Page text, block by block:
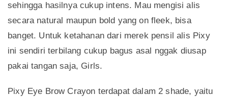
sehingga hasilnya cukup intens. Mau mengisi alis
secara natural maupun bold yang on fleek, bisa
banget. Untuk ketahanan dari merek pensil alis Pixy
ini sendiri terbilang cukup bagus asal nggak diusap
pakai tangan saja, Girls.
Pixy Eye Brow Crayon terdapat dalam 2 shade, yaitu